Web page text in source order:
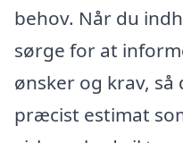
behov. Når du
sørge for at
ønsker og krav, så
præcist estimat